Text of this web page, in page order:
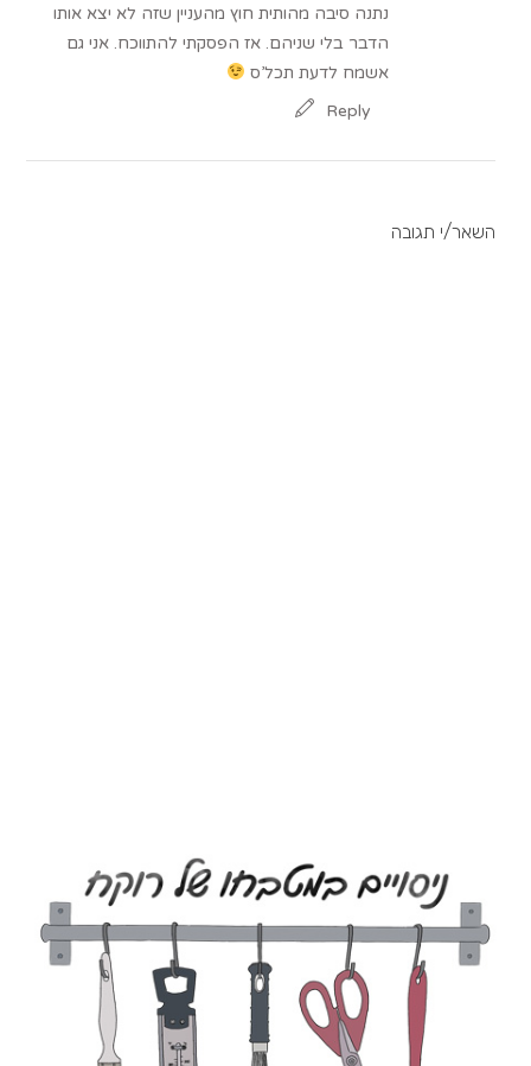
נתנה סיבה מהותית חוץ מהעניין שזה לא יצא אותו
הדבר בלי שניהם. אז הפסקתי להתווכח. אני גם
אשמח לדעת תכל’ס
Reply
השאר/י תגובה